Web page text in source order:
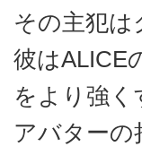
その主犯は
彼はALICE
をより強
アバター